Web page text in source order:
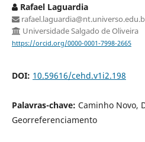
Rafael Laguardia
Universidade Salgado de Oliveira
https://orcid.org/0000-0001-7998-2665
DOI: 10.59616/cehd.v1i2.198
Palavras-chave: Caminho Novo,
Georreferenciamento